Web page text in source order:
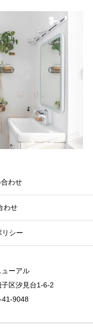
わせ
わせ
リシー
ーアル
区汐見台1-6-2
41-9048